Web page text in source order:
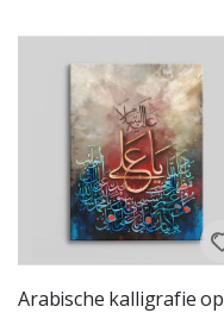
Arabische kalligrafie op